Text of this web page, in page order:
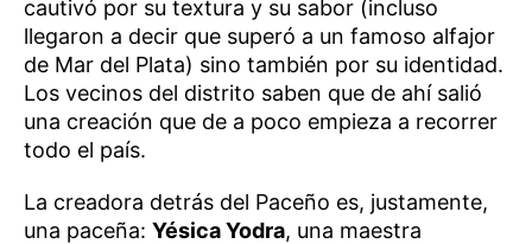
cautivó por su textura y su sabor (incluso
llegaron a decir que superó a un famoso alfajor
de Mar del Plata) sino también por su identidad.
Los vecinos del distrito saben que de ahí salió
una creación que de a poco empieza a recorrer
todo el país.
La creadora detrás del Paceño es, justamente,
una paceña: Yésica Yodra, una maestra